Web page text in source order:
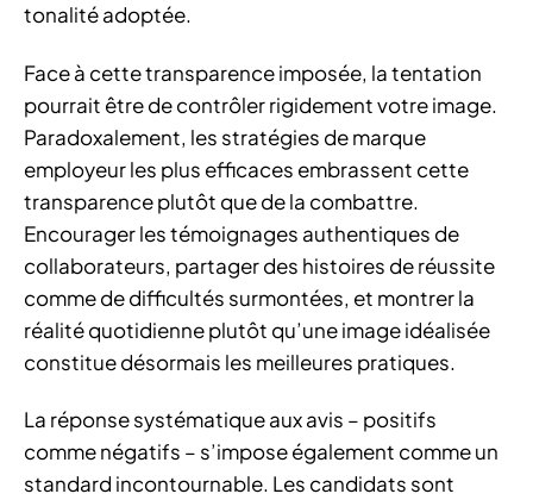
tonalité adoptée.
Face à cette transparence imposée, la tentation
pourrait être de contrôler rigidement votre image.
Paradoxalement, les stratégies de marque
employeur les plus efficaces embrassent cette
transparence plutôt que de la combattre.
Encourager les témoignages authentiques de
collaborateurs, partager des histoires de réussite
comme de difficultés surmontées, et montrer la
réalité quotidienne plutôt qu’une image idéalisée
constitue désormais les meilleures pratiques.
La réponse systématique aux avis – positifs
comme négatifs – s’impose également comme un
standard incontournable. Les candidats sont